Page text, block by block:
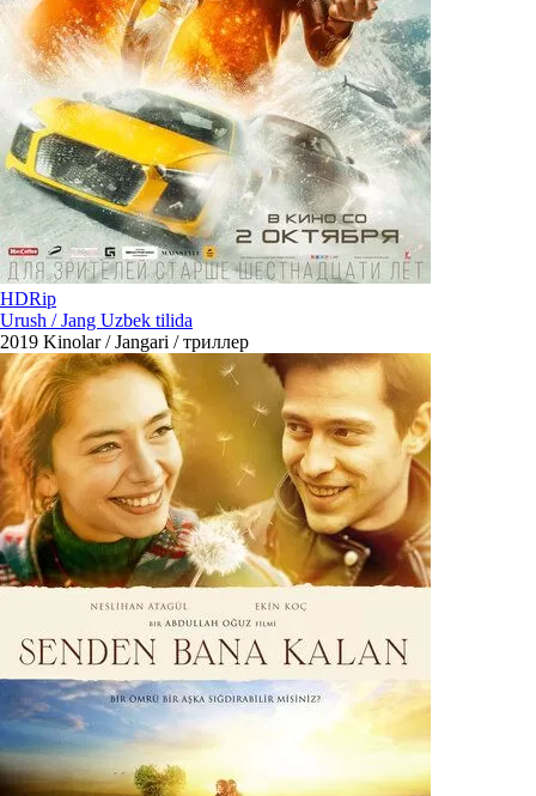
HDRip
Urush / Jang Uzbek tilida
2019 Kinolar / Jangari / триллер